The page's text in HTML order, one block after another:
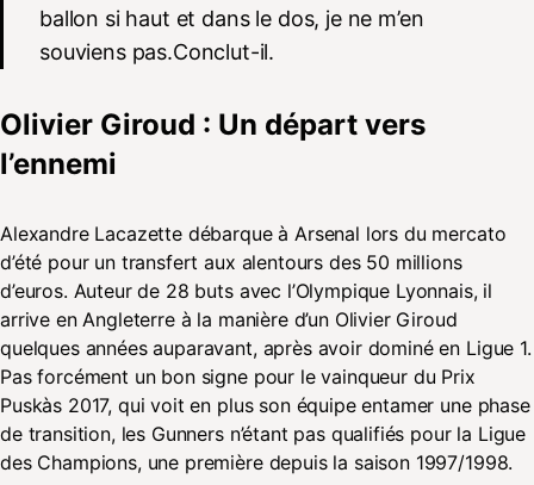
ballon si haut et dans le dos, je ne m’en
souviens pas.Conclut-il.
Olivier Giroud : Un départ vers
l’ennemi
Alexandre Lacazette débarque à Arsenal lors du mercato
d’été pour un transfert aux alentours des 50 millions
d’euros. Auteur de 28 buts avec l’Olympique Lyonnais, il
arrive en Angleterre à la manière d’un Olivier Giroud
quelques années auparavant, après avoir dominé en Ligue 1.
Pas forcément un bon signe pour le vainqueur du Prix
Puskàs 2017, qui voit en plus son équipe entamer une phase
de transition, les Gunners n’étant pas qualifiés pour la Ligue
des Champions, une première depuis la saison 1997/1998.